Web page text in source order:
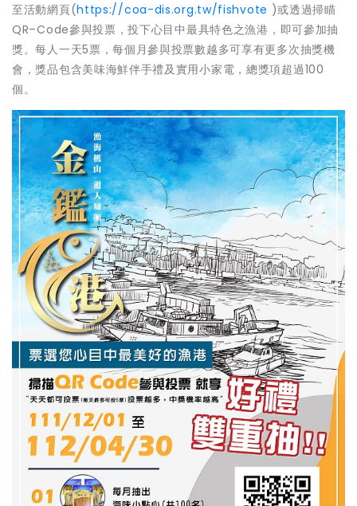
至活動網頁(https://coa-dis.org.tw/fishvote )或透過掃瞄
QR–Code參與投票，投下心目中最具特色之漁港，即可參加抽
獎。每人一天5票，每個月參與投票數越多可享有更多次抽獎機
會，獎品包含美味海鮮伴手禮及實用小家電，總獎項超過100
個。